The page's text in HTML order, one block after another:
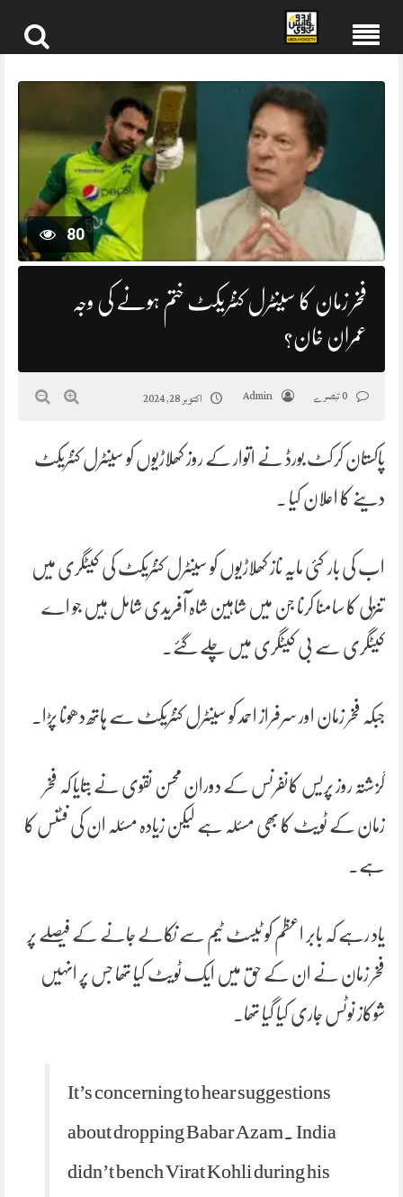
80
فخر زمان کا سینٹرل کنٹریکٹ ختم ہونے کی وجہ
عمران خان؟
Admin اکتوبر 28, 2024
پاکستان کرکٹ بورڈ نے اتوار کے روز کھلاڑیوں کو سینٹرل کنٹریکٹ
دینے کا اعلان کیا ۔
اب کی بار کئی مایہ ناز کھلاڑیوں کو سینٹرل کنٹریکٹ کی کیٹگری میں
تنزلی کا سامنا کرنا جن میں شاہین شاہ آفریدی شامل ہیں جو اے
کیٹگری سے بی کیٹگری میں چلے گئے۔
جبکہ فخر زمان اور سرفراز احمد کو سینٹرل کنٹریکٹ سے ہاتھ دھونا پڑا۔
گزشتہ روز پریس کانفرنس کے دوران محسن نقوی نے بتایا کہ فخر
زمان کے ٹویٹ کا بھی مسئلہ ہے لیکن زیادہ مسئلہ ان کی فٹنس کا
ہے۔
یاد رہے کہ بابر اعظم کو ٹیسٹ ٹیم سے نکالے جانے کے فیصلے پر
فخر زمان نے ان کے حق میں ایک ٹویٹ کیا تھا جس پر انہیں
شوکاز نوٹس جاری کیا گیا تھا۔
It’s concerning to hear suggestions
about dropping Babar Azam. India
didn’t bench Virat Kohli during his